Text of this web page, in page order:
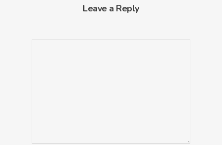
Leave a Reply